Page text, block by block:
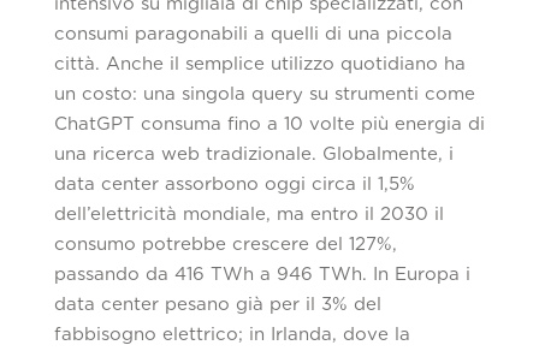
consumi paragonabili a quelli di una piccola
città. Anche il semplice utilizzo quotidiano ha
un costo: una singola query su strumenti come
ChatGPT consuma fino a 10 volte più energia di
una ricerca web tradizionale. Globalmente, i
data center assorbono oggi circa il 1,5%
dell’elettricità mondiale, ma entro il 2030 il
consumo potrebbe crescere del 127%,
passando da 416 TWh a 946 TWh. In Europa i
data center pesano già per il 3% del
fabbisogno elettrico; in Irlanda, dove la